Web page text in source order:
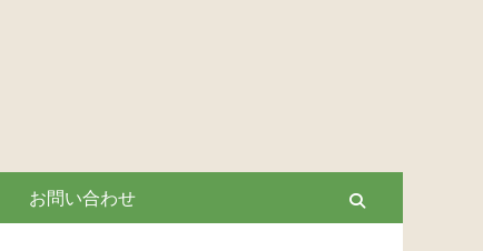
お問い合わせ